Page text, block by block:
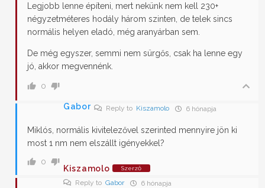
Legjobb lenne építeni, mert nekünk nem kell 230+
négyzetméteres hodály három szinten, de telek sincs
normális helyen eladó, még aranyárban sem.
De még egyszer, semmi nem sürgős, csak ha lenne egy
jó, akkor megvennénk.
0
Gabor Reply to Kiszamolo 6 hónapja
Miklós, normális kivitelezővel szerinted mennyire jön ki
most 1 nm nem elszállt igényekkel?
0
Kiszamolo Szerző
Reply to Gabor 6 hónapja